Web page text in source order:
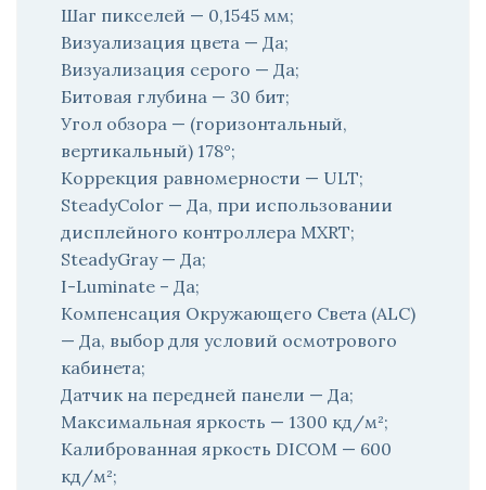
Шаг пикселей — 0,1545 мм;
Визуализация цвета — Да;
Визуализация серого — Да;
Битовая глубина — 30 бит;
Угол обзора — (горизонтальный,
вертикальный) 178°;
Коррекция равномерности — ULT;
SteadyColor — Да, при использовании
дисплейного контроллера MXRT;
SteadyGray — Да;
I-Luminate – Да;
Компенсация Окружающего Света (ALC)
— Да, выбор для условий осмотрового
кабинета;
Датчик на передней панели — Да;
Максимальная яркость — 1300 кд/м²;
Калиброванная яркость DICOM — 600
кд/м²;